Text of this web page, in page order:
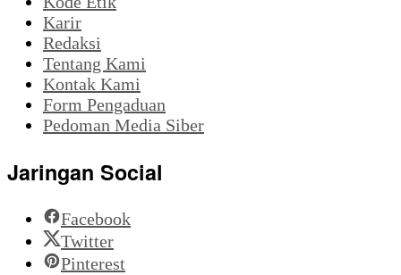
Karir
Redaksi
Tentang Kami
Kontak Kami
Form Pengaduan
Pedoman Media Siber
Jaringan Social
Facebook
Twitter
Pinterest